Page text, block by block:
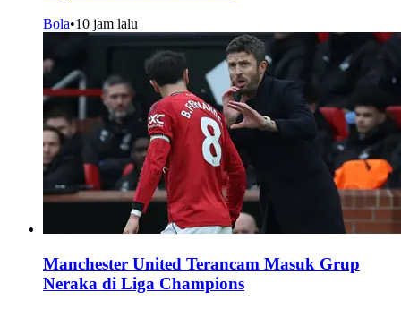
Bola•10 jam lalu
Manchester United Terancam Masuk Grup
Neraka di Liga Champions